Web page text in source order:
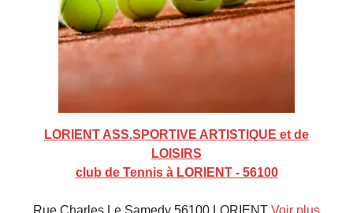
LORIENT ASS.SPORTIVE ARTISTIQUE et de
LOISIRS
club de Tennis à LORIENT - 56100
Rue Charles Le Samedy 56100 LORIENT Voir plus